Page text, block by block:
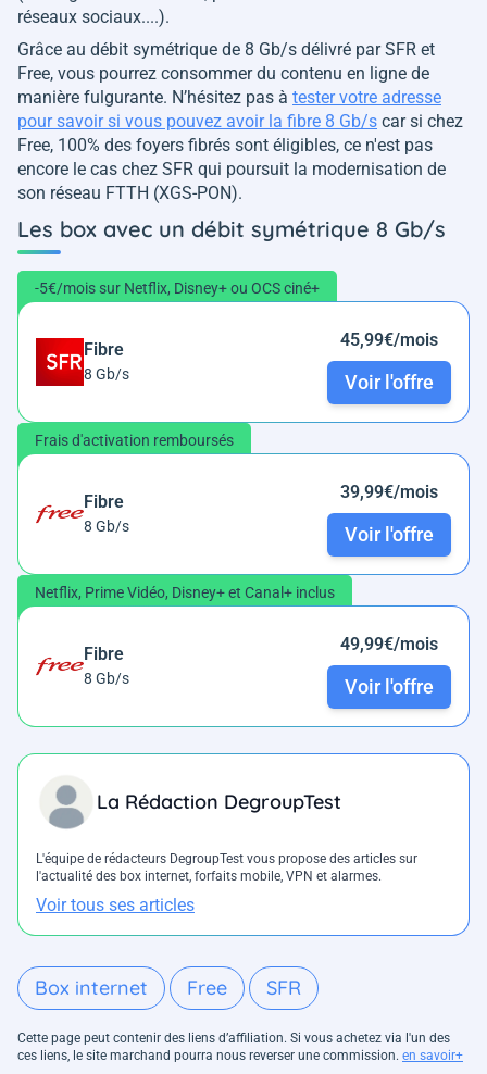
réseaux sociaux....).
Grâce au débit symétrique de 8 Gb/s délivré par SFR et
Free, vous pourrez consommer du contenu en ligne de
manière fulgurante. N’hésitez pas à tester votre adresse
pour savoir si vous pouvez avoir la fibre 8 Gb/s car si chez
Free, 100% des foyers fibrés sont éligibles, ce n'est pas
encore le cas chez SFR qui poursuit la modernisation de
son réseau FTTH (XGS-PON).
Les box avec un débit symétrique 8 Gb/s
-5€/mois sur Netflix, Disney+ ou OCS ciné+
Fibre
8 Gb/s
45,99€/mois
Voir l'offre
Frais d'activation remboursés
Fibre
8 Gb/s
39,99€/mois
Voir l'offre
Netflix, Prime Vidéo, Disney+ et Canal+ inclus
Fibre
8 Gb/s
49,99€/mois
Voir l'offre
La Rédaction DegroupTest
L'équipe de rédacteurs DegroupTest vous propose des articles sur
l'actualité des box internet, forfaits mobile, VPN et alarmes.
Voir tous ses articles
Box internet Free SFR
Cette page peut contenir des liens d’affiliation. Si vous achetez via l'un des
ces liens, le site marchand pourra nous reverser une commission. en savoir+